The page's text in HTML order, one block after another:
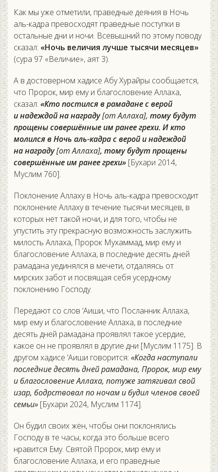
Как мы уже отметили, праведные деяния в Ночь
аль-кадра превосходят праведные поступки в
остальные дни и ночи. Всевышний по этому поводу
сказал: «Ночь величия лучше тысячи месяцев»
(сура 97 «Величие», аят 3).
А в достоверном хадисе Абу Хурайры сообщается,
что Пророк, мир ему и благословение Аллаха,
сказал: «Кто постился в рамадане с верой
и надеждой на награду[от Аллаха], тому будут
прощены совершённые им ранее грехи. И кто
молился в Ночь аль-кадра с верой и надеждой
на награду[от Аллаха], тому будут прощены
совершённые им ранее грехи» [Бухари 2014,
Муслим 760].
Поклонение Аллаху в Ночь аль-кадра превосходит
поклонение Аллаху в течение тысячи месяцев, в
которых нет такой ночи, и для того, чтобы не
упустить эту прекрасную возможность заслужить
милость Аллаха, Пророк Мухаммад, мир ему и
благословение Аллаха, в последние десять дней
рамадана уединялся в мечети, отдаляясь от
мирских забот и посвящая себя усердному
поклонению Господу.
Передают со слов ‘Аиши, что Посланник Аллаха,
мир ему и благословение Аллаха, в последние
десять дней рамадана проявлял такое усердие,
какое он не проявлял в другие дни [Муслим 1175]. В
другом хадисе ‘Аиши говорится: «Когда наступали
последние десять дней рамадана, Пророк, мир ему
и благословение Аллаха, потуже затягивал свой
изар, бодрствовал по ночам и будил членов своей
семьи» [Бухари 2024, Муслим 1174].
Он будил своих жён, чтобы они поклонялись
Господу в те часы, когда это больше всего
нравится Ему. Святой Пророк, мир ему и
благословение Аллаха, и его праведные